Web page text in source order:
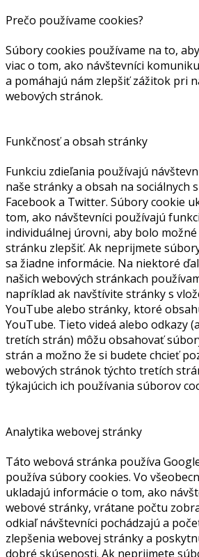
Prečo používame cookies?
Súbory cookies používame na to,
viac o tom, ako návštevníci
a pomáhajú nám zlepšiť zážitok pri
webových stránok.
Funkčnosť a obsah stránky
Funkciu zdieľania používajú
naše stránky a obsah na sociálnych
Facebook a Twitter. Súbory cookie
tom, ako návštevníci používajú
individuálnej úrovni, aby bolo
stránku zlepšiť. Ak neprijmete
sa žiadne informácie. Na niektoré
našich webových stránkach
napríklad ak navštívite stránky s
YouTube alebo stránky, ktoré
YouTube. Tieto videá alebo odkazy
tretích strán) môžu obsahovať
strán a možno že si budete chcieť
webových stránok týchto tretích
týkajúcich ich používania súborov
Analytika webovej stránky
Táto webová stránka používa
používa súbory cookies. Vo
ukladajú informácie o tom, ako
webové stránky, vrátane počtu
odkiaľ návštevníci pochádzajú a
zlepšenia webovej stránky a
dobré skúsenosti. Ak neprijmete